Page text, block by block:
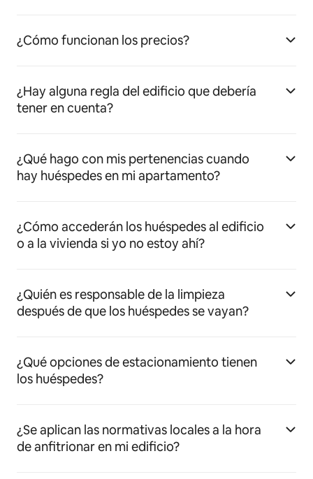
¿Cómo funcionan los precios?
¿Hay alguna regla del edificio que debería
tener en cuenta?
¿Qué hago con mis pertenencias cuando
hay huéspedes en mi apartamento?
¿Cómo accederán los huéspedes al edificio
o a la vivienda si yo no estoy ahí?
¿Quién es responsable de la limpieza
después de que los huéspedes se vayan?
¿Qué opciones de estacionamiento tienen
los huéspedes?
¿Se aplican las normativas locales a la hora
de anfitrionar en mi edificio?